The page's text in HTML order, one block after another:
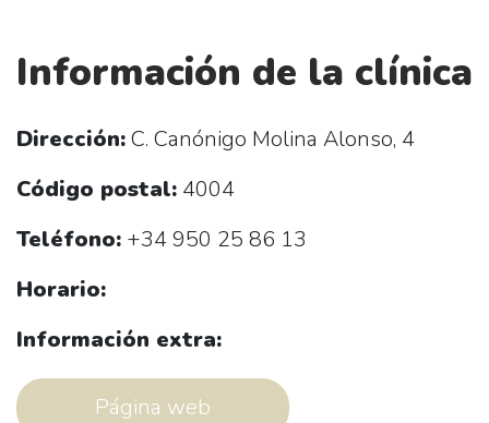
Información de la clínica
Dirección:C. Canónigo Molina Alonso, 4
Código postal: 4004
Teléfono: +34 950 25 86 13
Horario:
Información extra:
Página web